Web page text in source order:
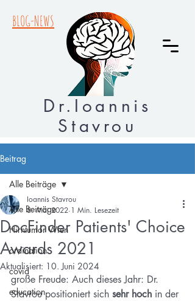
BLOG-NEWS
Dr.Ioannis
Stavrou
Beitrag
Alle Beiträge
Hirntumor Wien
ordination
covid
education
Alle Beiträge
DocFinder Patients' Choice
Awards 2021
Ioannis Stavrou
8. Mai 2022 1 Min. Lesezeit
Aktualisiert: 10. Juni 2024
große Freude: Auch dieses Jahr: Dr.
Stavrou positioniert sich sehr hoch in der